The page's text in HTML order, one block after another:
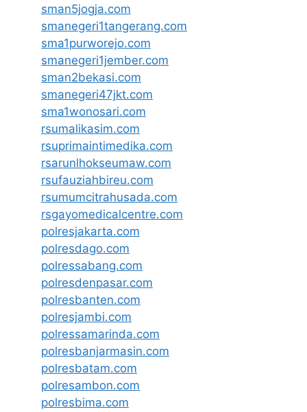
sman5jogja.com
smanegeri1tangerang.com
sma1purworejo.com
smanegeri1jember.com
sman2bekasi.com
smanegeri47jkt.com
sma1wonosari.com
rsumalikasim.com
rsuprimaintimedika.com
rsarunlhokseumaw.com
rsufauziahbireu.com
rsumumcitrahusada.com
rsgayomedicalcentre.com
polresjakarta.com
polresdago.com
polressabang.com
polresdenpasar.com
polresbanten.com
polresjambi.com
polressamarinda.com
polresbanjarmasin.com
polresbatam.com
polresambon.com
polresbima.com